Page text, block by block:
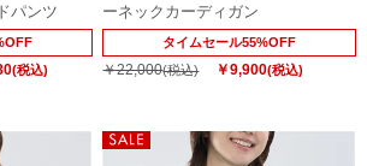
パンツ
(税込)
ーネックカーディガン
タイムセール55%OFF
￥22,000(税込) ￥9,900(税込)